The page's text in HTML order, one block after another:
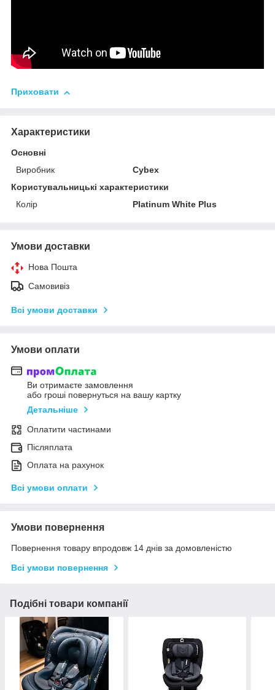
Приховати
Характеристики
Основні
Виробник
Cybex
Користувальницькі характеристики
Колір
Platinum White Plus
Умови доставки
Нова Пошта
Самовивіз
Всі умови доставки
Умови оплати
Ви отримаєте замовлення
або гроші повернуться на вашу картку
Детальніше
Оплатити частинами
Післяплата
Оплата на рахунок
Всі умови оплати
Умови повернення
Повернення товару впродовж 14 днів за домовленістю
Всі умови повернення
Подібні товари компанії